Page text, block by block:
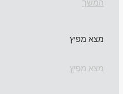
המשך
מצא מפיץ
מצא מפיץ